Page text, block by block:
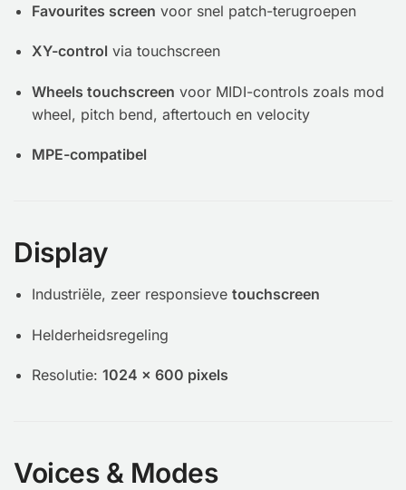
Favourites screen voor snel patch-terugroepen
XY-control via touchscreen
Wheels touchscreen voor MIDI-controls zoals mod
wheel, pitch bend, aftertouch en velocity
MPE-compatibel
Display
Industriële, zeer responsieve touchscreen
Helderheidsregeling
Resolutie: 1024 × 600 pixels
Voices & Modes